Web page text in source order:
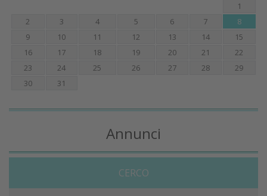
1
2
3 4 5 6 7
8
9
10 11 12 13 14
15
16
17 18 19 20 21
22
23
24 25 26 27 28
29
30
31
Annunci
CERCO